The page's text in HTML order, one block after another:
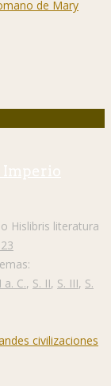
Imperio
Hislibris literatura
a. C., S. II, S. III, S.